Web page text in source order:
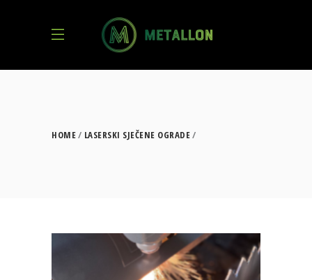
HOME LASERSKI SJEČENE OGRADE